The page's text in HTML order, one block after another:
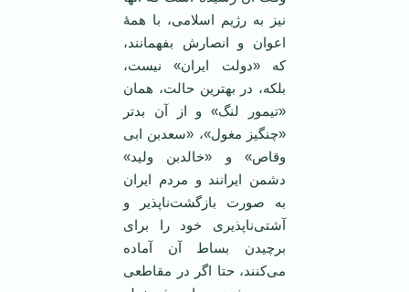
نیز به رژیم اسلامی، با همۀ
اعوان و انصارش بفهمانند،
که «دولت ایران» نیست،
بلکه، در بهترین حالت، همان
«تیمور لنگ» و از آن بدتر
«چنگیز مغول»، «سعدبن ابی
وقاص» و «خالدبن ولید»
دشمن ایرانند و مردم ایران
به صورت بازگشت‌ناپذیر و
آشتی‌ناپذیری خود را برای
برچیدن بساط آن آماده
می‌کنند، حتا اگر در مقاطعی